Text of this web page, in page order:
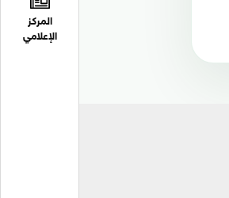
المركز
الإعلامي